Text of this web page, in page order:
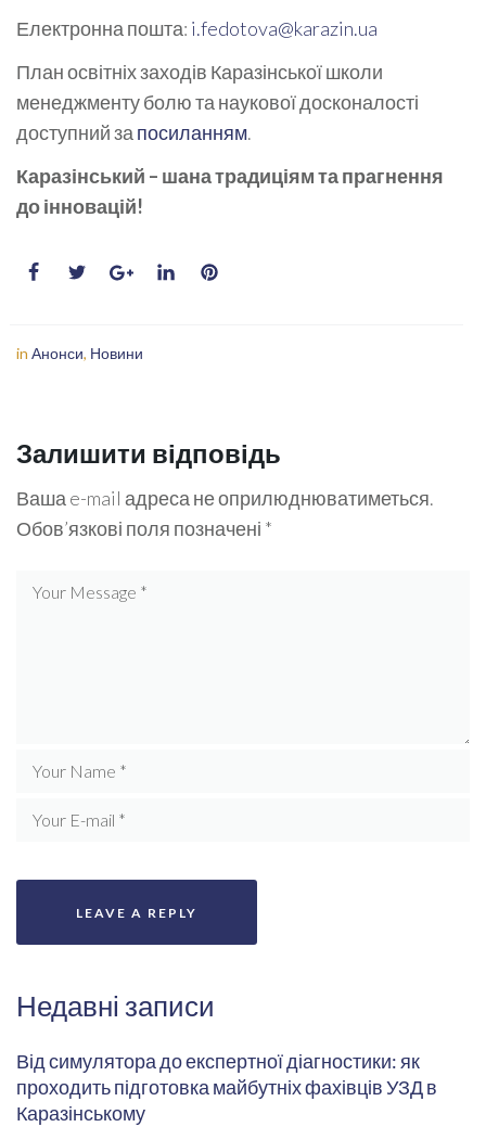
Електронна пошта: i.fedotova@karazin.ua
План освітніх заходів Каразінської школи
менеджменту болю та наукової досконалості
доступний запосиланням.
Каразінський – шана традиціям та прагнення
до інновацій!
in Анонси, Новини
Залишити відповідь
Ваша e-mail адреса не оприлюднюватиметься.
Обов’язкові поля позначені *
Недавні записи
Від симулятора до експертної діагностики: як
проходить підготовка майбутніх фахівців УЗД в
Каразінському